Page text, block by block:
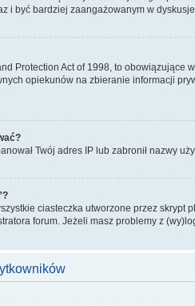
i być bardziej zaangażowanym w
Protection Act of 1998, to
opiekunów na zbieranie informacji
Twój adres IP lub zabronił nazwy
ciasteczka utworzone przez
forum. Jeżeli masz problemy z